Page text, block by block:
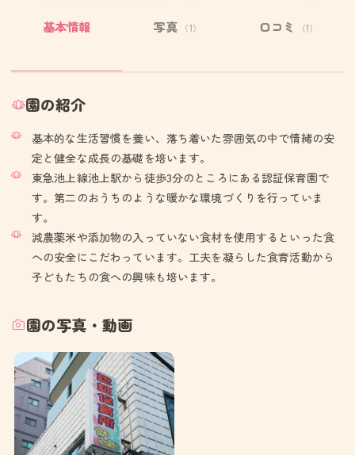
基本情報 写真 （1） 口コミ （1）
園の紹介
基本的な生活習慣を養い、落ち着いた雰囲気の中で情緒の安
定と健全な成長の基礎を培います。
東急池上線池上駅から徒歩3分のところにある認証保育園で
す。第二のおうちのような暖かな環境づくりを行っていま
す。
減農薬米や添加物の入っていない食材を使用するといった食
への安全にこだわっています。工夫を凝らした食育活動から
子どもたちの食への興味も培います。
園の写真・動画